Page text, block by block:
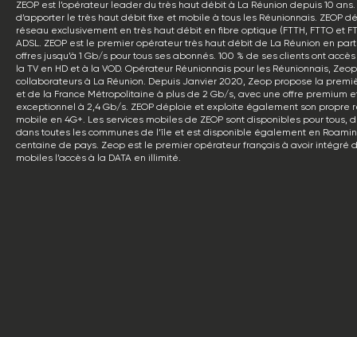
ZEOP est l’opérateur leader du très haut débit à La Réunion depuis 10
d’apporter le très haut débit fixe et mobile à tous les Réunionnais. ZEOP
réseau exclusivement en très haut débit en fibre optique (FTTH, FTTO et
ADSL. ZEOP est le premier opérateur très haut débit de La Réunion en
offres jusqu’à 1 Gb/s pour tous ses abonnés. 100 % de ses clients ont
la TV en HD et à la VOD. Opérateur Réunionnais pour les Réunionnais,
collaborateurs à La Réunion. Depuis Janvier 2020, Zeop propose la
et de la France Métropolitaine à plus de 2 Gb/s, avec une offre premium
exceptionnel à 2,4 Gb/s. ZEOP déploie et exploite également son propre
mobile en 4G+. Les services mobiles de ZEOP sont disponibles pour tous,
dans toutes les communes de l’île et est disponible également en
centaine de pays. Zeop est le premier opérateur français à avoir intégré
mobiles l’accès à la DATA en illimité.